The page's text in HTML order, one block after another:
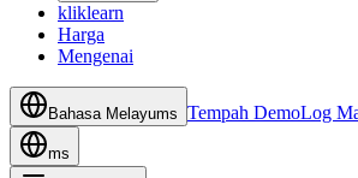
kliklearn
Harga
Mengenai
Bahasa Melayums Tempah DemoLog
ms